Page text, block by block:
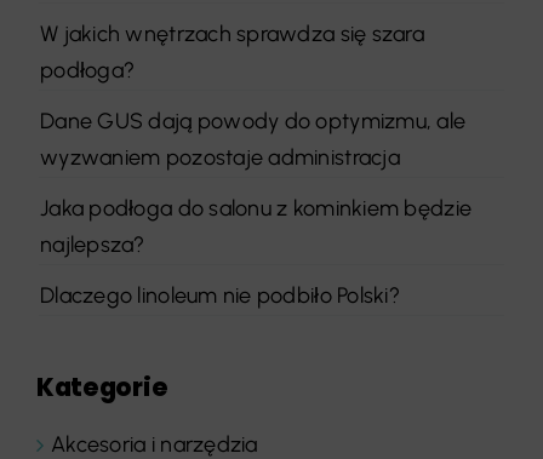
W jakich wnętrzach sprawdza się szara
podłoga?
Dane GUS dają powody do optymizmu, ale
wyzwaniem pozostaje administracja
Jaka podłoga do salonu z kominkiem będzie
najlepsza?
Dlaczego linoleum nie podbiło Polski?
Kategorie
Akcesoria i narzędzia